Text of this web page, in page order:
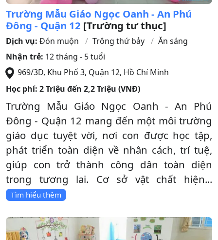
Trường Mẫu Giáo Ngọc Oanh - An Phú
Đông - Quận 12 [Trường tư thục]
Dịch vụ: Đón muộn Trông thứ bảy
Ăn sáng
Nhận trẻ: 12 tháng - 5 tuổi
969/3D, Khu Phố 3, Quận 12, Hồ Chí Minh
Học phí: 2 Triệu đến 2,2 Triệu (VNĐ)
Trường Mẫu Giáo Ngọc Oanh - An Phú
Đông - Quận 12 mang đến một môi trường
giáo dục tuyệt vời, nơi con được học tập,
phát triển toàn diện về nhân cách, trí tuệ,
giúp con trở thành công dân toàn diện
trong tương lai. Cơ sở vật chất hiện...
Tìm hiểu thêm